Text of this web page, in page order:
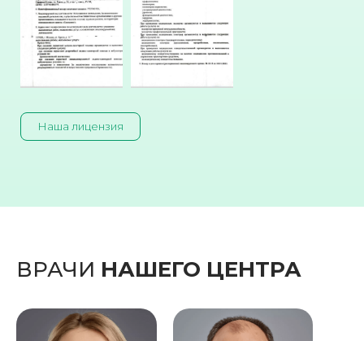
Наша лицензия
ВРАЧИ НАШЕГО ЦЕНТРА